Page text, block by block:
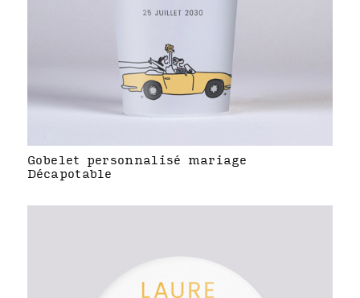
Gobelet personnalisé mariage
Décapotable